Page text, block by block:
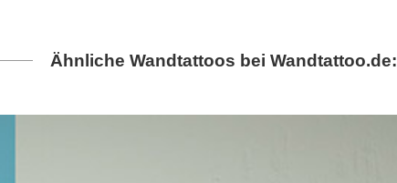
Ähnliche Wandtattoos bei Wandtattoo.de: